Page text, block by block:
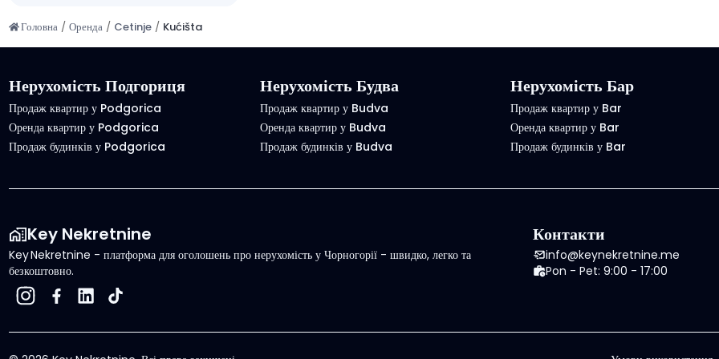
Головна / Оренда / Cetinje / Kućišta
Нерухомість Подгориця
Продаж квартир у Podgorica
Оренда квартир у Podgorica
Продаж будинків у Podgorica
Нерухомість Будва
Продаж квартир у Budva
Оренда квартир у Budva
Продаж будинків у Budva
Нерухомість Бар
Продаж квартир у Bar
Оренда квартир у Bar
Продаж будинків у Bar
Key Nekretnine
Key Nekretnine - платформа для оголошень про нерухомість у Чорногорії - швидко, легко та
безкоштовно.
Контакти
info@keynekretnine.me
Pon - Pet: 9:00 - 17:00